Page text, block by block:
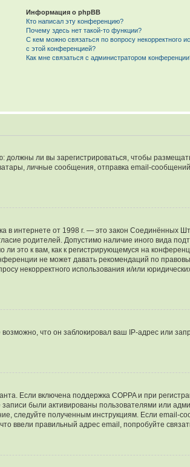
Информация о phpBB
Кто написал эту конференцию?
Почему здесь нет такой-то функции?
С кем можно связаться по вопросу некорректного
с этой конференцией?
Как мне связаться с администратором
должны ли вы зарегистрироваться, чтобы
личные сообщения, отправка email-сообщений,
в интернете от 1998 г. — это закон Соединённых
родителей. Допустимо наличие иного вида
это к вам, как к регистрирующемуся на
не может давать рекомендаций по
некорректного использования и/или
что он заблокировал ваш IP-адрес или
Если включена поддержка COPPA и при
были активированы пользователями или
следуйте полученным инструкциям. Если email-
ввели правильный адрес email, попробуйте